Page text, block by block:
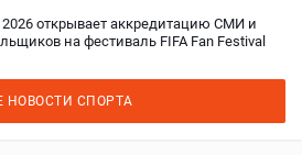
2026 открывает аккредитацию СМИ и
на фестиваль FIFA Fan Festival
НОВОСТИ СПОРТА